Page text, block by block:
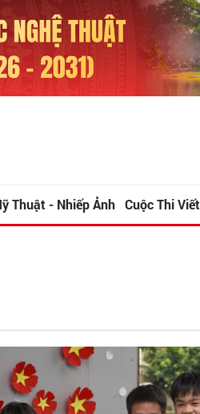
Thuật - Nhiếp Ảnh Cuộc Thi